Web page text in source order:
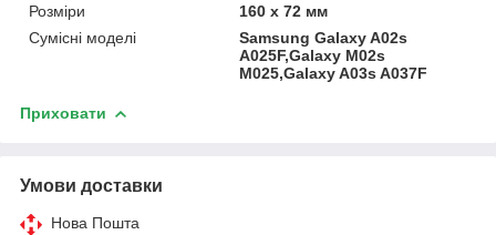
Розміри
160 x 72 мм
Сумісні моделі
Samsung Galaxy A02s
A025F,Galaxy M02s
M025,Galaxy A03s A037F
Приховати
Умови доставки
Нова Пошта